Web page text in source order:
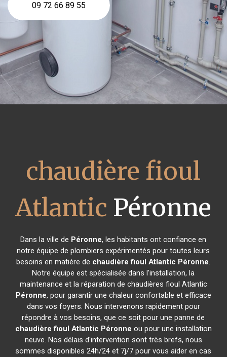
09 72 66 89 55
chaudière fioul
Atlantic Péronne
Dans la ville de Péronne, les habitants ont confiance en
notre équipe de plombiers expérimentés pour toutes leurs
besoins en matière de chaudière fioul Atlantic Péronne.
Notre équipe est spécialisée dans l'installation, la
maintenance et la réparation de chaudières fioul Atlantic
Péronne, pour garantir une chaleur confortable et efficace
dans vos foyers. Nous intervenons rapidement pour
répondre à vos besoins, que ce soit pour une panne de
chaudière fioul Atlantic Péronne ou pour une installation
neuve. Nos délais d'intervention sont très brefs, nous
sommes disponibles 24h/24 et 7j/7 pour vous aider en cas